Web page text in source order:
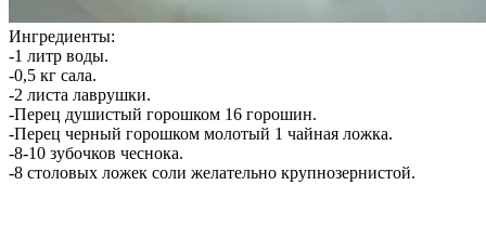
Ингредиенты:
-1 литр воды.
-0,5 кг сала.
-2 листа лаврушки.
-Перец душистый горошком 16 горошин.
-Перец черный горошком молотый 1 чайная ложка.
-8-10 зубочков чеснока.
-8 столовых ложек соли желательно крупнозернистой.